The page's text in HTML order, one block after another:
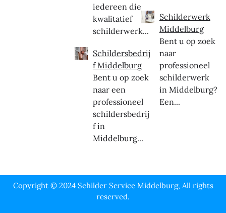
iedereen die
kwalitatief
schilderwerk...
Schildersbedrij
f Middelburg
Bent u op zoek
naar een
professioneel
schildersbedrij
f in
Middelburg...
Schilderwerk
Middelburg
Bent u op zoek
naar
professioneel
schilderwerk
in Middelburg?
Een...
Copyright © 2024 Schilder Service Middelburg, All rights
reserved.